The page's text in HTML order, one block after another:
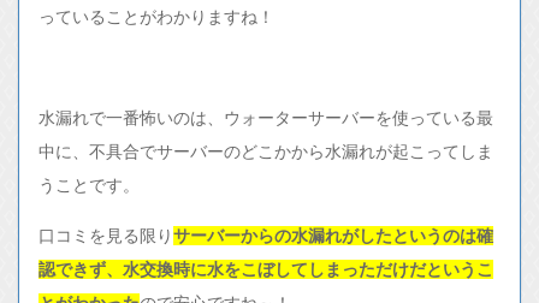
っていることがわかりますね！
水漏れで一番怖いのは、ウォーターサーバーを使っている最
中に、不具合でサーバーのどこかから水漏れが起こってしま
うことです。
口コミを見る限りサーバーからの水漏れがしたというのは確
認できず、水交換時に水をこぼしてしまっただけだというこ